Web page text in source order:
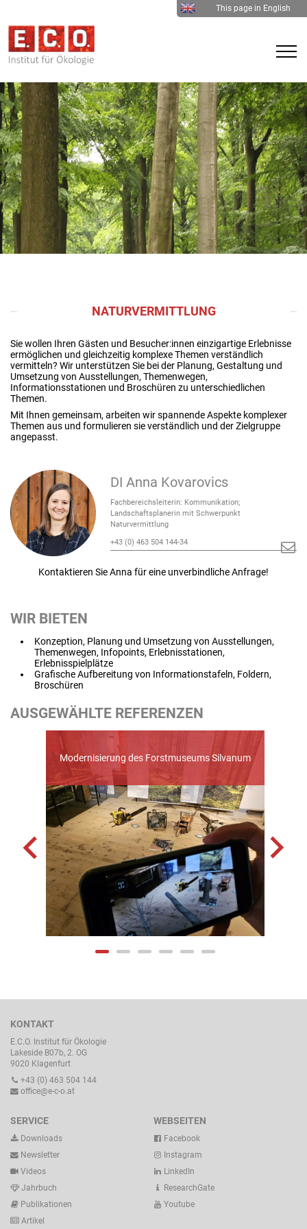
This page in English
NATURVERMITTLUNG
Sie wollen Ihren Gästen und Besucher:innen einzigartige Erlebnisse
ermöglichen und gleichzeitig komplexe Themen verständlich
vermitteln? Wir unterstützen Sie bei der Planung, Gestaltung und
Umsetzung von Ausstellungen, Themenwegen,
Informationsstationen und Broschüren zu unterschiedlichen
Themen.
Mit Ihnen gemeinsam, arbeiten wir spannende Aspekte komplexer
Themen aus und formulieren sie verständlich und der Zielgruppe
angepasst.
DI Anna Kovarovics
Fachbereichsleiterin: Kommunikation;
Landschaftsplanerin mit Schwerpunkt
Naturvermittlung
+43 (0) 463 504 144-34
Kontaktieren Sie Anna für eine unverbindliche Anfrage!
WIR BIETEN
Konzeption, Planung und Umsetzung von Ausstellungen,
Themenwegen, Infopoints, Erlebnisstationen,
Erlebnisspielplätze
Grafische Aufbereitung von Informationstafeln, Foldern,
Broschüren
AUSGEWÄHLTE REFERENZEN
Modernisierung des Forstmuseums Silvanum
KONTAKT
E.C.O. Institut für Ökologie
Lakeside B07b, 2. OG
9020 Klagenfurt
+43 (0) 463 504 144
office@e-c-o.at
SERVICE
Downloads
Newsletter
Videos
Jahrbuch
Publikationen
Artikel
WEBSEITEN
Facebook
Instagram
LinkedIn
ResearchGate
Youtube